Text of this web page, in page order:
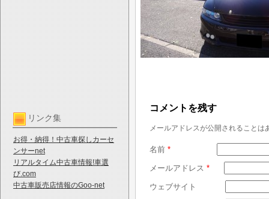
リンク集
お得・納得！中古車探しカーセ
ンサーnet
リアルタイム中古車情報!車選
び.com
中古車販売店情報のGoo-net
コメントを残す
メールアドレスが公開されることは
名前 *
メールアドレス *
ウェブサイト